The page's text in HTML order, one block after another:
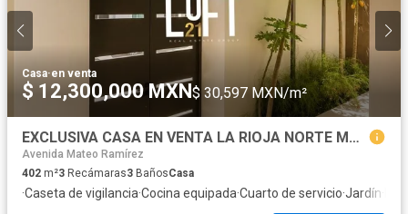
Casa·en venta
$ 12,300,000 MXN$ 30,597 MXN/m²
EXCLUSIVA CASA EN VENTA LA RIOJA NORTE MODELO GALILEA.
Avenida Mateo Ramírez
402 m²3 Recámaras3 BañosCasa
·Caseta de vigilancia·Cocina equipada·Cuarto de servicio·Jardín